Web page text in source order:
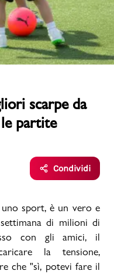
scarpe da
partite
Condividi
sport, è un vero e
di milioni di
con gli amici, il
la tensione,
che "sì, potevi fare il